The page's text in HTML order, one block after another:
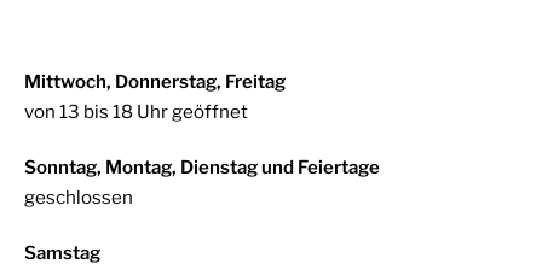
Mittwoch, Donnerstag, Freitag
von 13 bis 18 Uhr geöffnet
Sonntag, Montag, Dienstag und Feiertage
geschlossen
Samstag